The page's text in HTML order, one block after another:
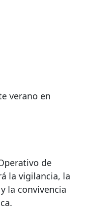
verano en
de
la vigilancia, la
la convivencia